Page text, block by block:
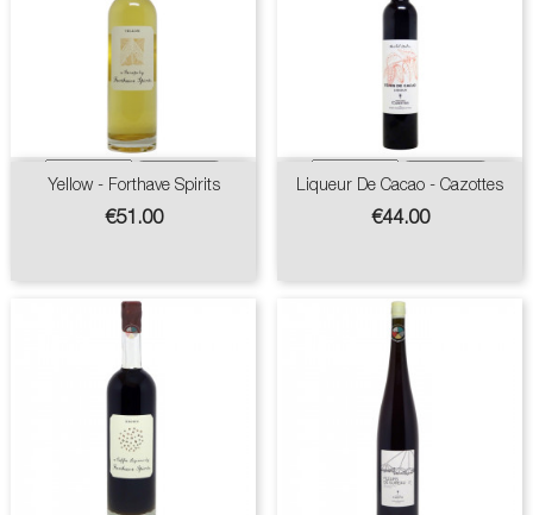
Yellow - Forthave Spirits
Price
€51.00
Liqueur De Cacao - Cazottes
Price
€44.00